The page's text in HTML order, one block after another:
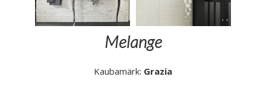
Melange
Kaubamärk: Grazia